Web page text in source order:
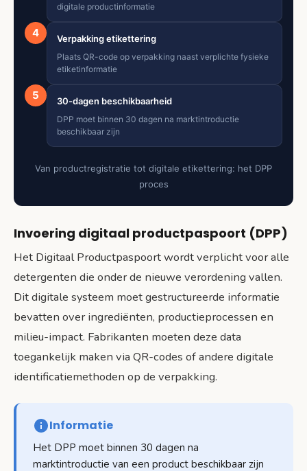
digitale productinformatie
4 Verpakking etikettering
Plaats QR-code op verpakking naast verplichte fysieke
etiketinformatie
5 30-dagen beschikbaarheid
DPP moet binnen 30 dagen na marktintroductie
beschikbaar zijn
Van productregistratie tot digitale etikettering: het DPP
proces
Invoering digitaal productpaspoort (DPP)
Het Digitaal Productpaspoort wordt verplicht voor alle
detergenten die onder de nieuwe verordening vallen.
Dit digitale systeem moet gestructureerde informatie
bevatten over ingrediënten, productieprocessen en
milieu-impact. Fabrikanten moeten deze data
toegankelijk maken via QR-codes of andere digitale
identificatiemethoden op de verpakking.
Informatie
Het DPP moet binnen 30 dagen na
marktintroductie van een product beschikbaar zijn